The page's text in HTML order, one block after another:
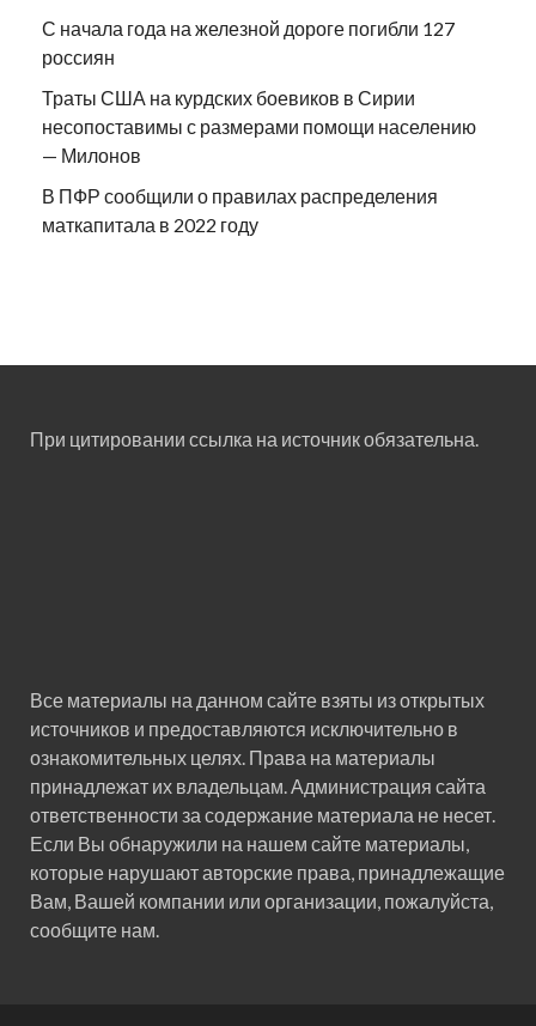
С начала года на железной дороге погибли 127
россиян
Траты США на курдских боевиков в Сирии
несопоставимы с размерами помощи населению
— Милонов
В ПФР сообщили о правилах распределения
маткапитала в 2022 году
При цитировании ссылка на источник обязательна.
Все материалы на данном сайте взяты из открытых
источников и предоставляются исключительно в
ознакомительных целях. Права на материалы
принадлежат их владельцам. Администрация сайта
ответственности за содержание материала не несет.
Если Вы обнаружили на нашем сайте материалы,
которые нарушают авторские права, принадлежащие
Вам, Вашей компании или организации, пожалуйста,
сообщите нам.